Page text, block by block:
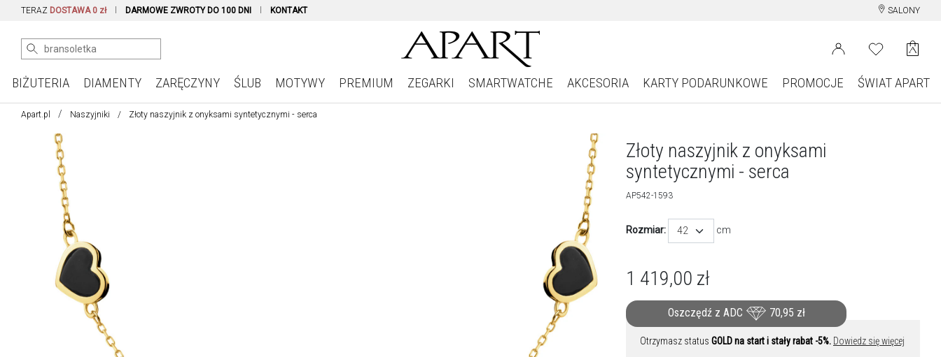
TERAZ DOSTAWA 0 zł DARMOWE ZWROTY DO 100 DNI KONTAKT SALONY
BIŻUTERIA DIAMENTY ZARĘCZYNY ŚLUB MOTYWY PREMIUM ZEGARKI SMARTWATCHE AKCESORIA KARTY PODARUNKOWE PROMOCJE ŚWIAT APART
Apart.pl Naszyjniki Złoty naszyjnik z onyksami syntetycznymi - serca
Złoty naszyjnik z onyksami
syntetycznymi - serca
AP542-1593
Rozmiar: 42 cm
1 419,00 zł
Oszczędź z ADC 70,95 zł
Otrzymasz status GOLD na start i stały rabat -5%. Dowiedz się więcej